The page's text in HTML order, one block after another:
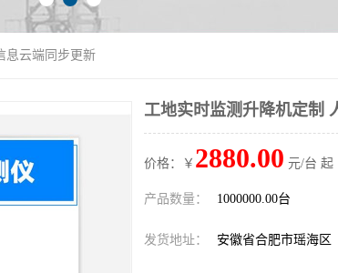
息云端同步更新
工地实时监测升降机定制
价格：￥ 2880.00 元/台 起
产品数量： 1000000.00台
发货地址： 安徽省合肥市瑶海区